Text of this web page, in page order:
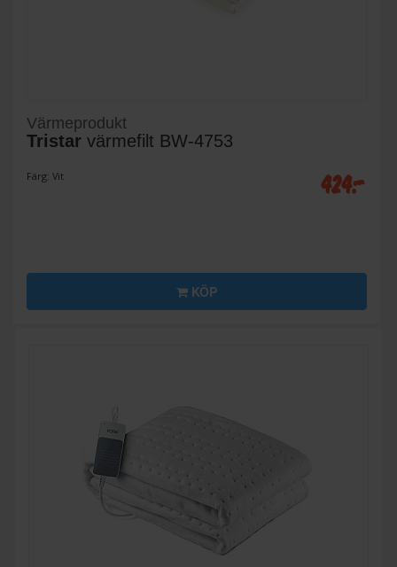
Värmeprodukt
Tristar värmefilt BW-4753
Färg: Vit 424:-
KÖP